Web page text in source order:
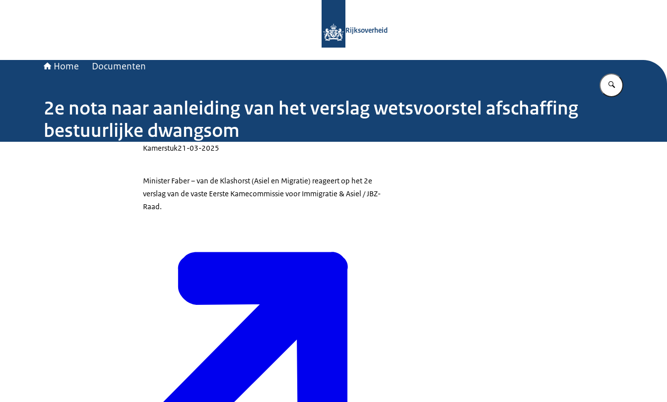
Rijksoverheid
Home Documenten
Vul in wat u
2e nota naar aanleiding van het verslag wetsvoorstel afschaffing
bestuurlijke dwangsom
Kamerstuk21-03-2025
Minister Faber – van de Klashorst (Asiel en Migratie) reageert op het 2e
verslag van de vaste Eerste Kamecommissie voor Immigratie & Asiel / JBZ-
Raad.